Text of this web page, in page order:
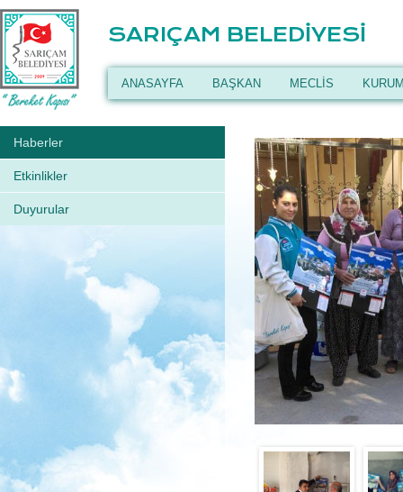
SARIÇAM BELEDİYESİ
ANASAYFA BAŞKAN MECLİS
Haberler
Etkinlikler
Duyurular